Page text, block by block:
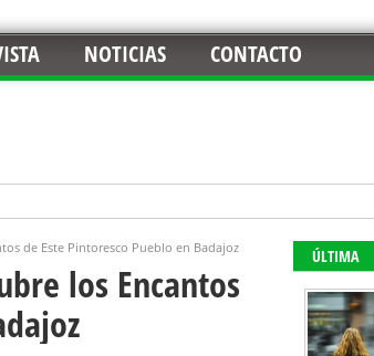
NOTICIAS CONTACTO
de Este Pintoresco Pueblo en Badajoz
los Encantos
ÚLTIMA